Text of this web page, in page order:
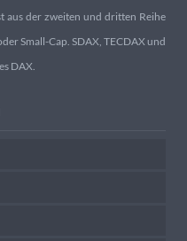
aus der zweiten und dritten Reihe
Small-Cap. SDAX, TECDAX und
DAX.